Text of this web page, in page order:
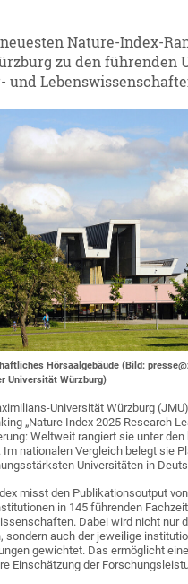
Nature-Index-
zu den führenden
und
Hörsaalgebäude (Bild:
Universität Würzburg)
Universität Würzburg
„Nature Index 2025 Research
Weltweit rangiert sie unter den
Im nationalen Vergleich belegt sie
Universitäten in
misst den Publikationsoutput von
in 145 führenden
Dabei wird nicht nur
sondern auch der jeweilige
gewichtet. Das ermöglicht
Einschätzung der